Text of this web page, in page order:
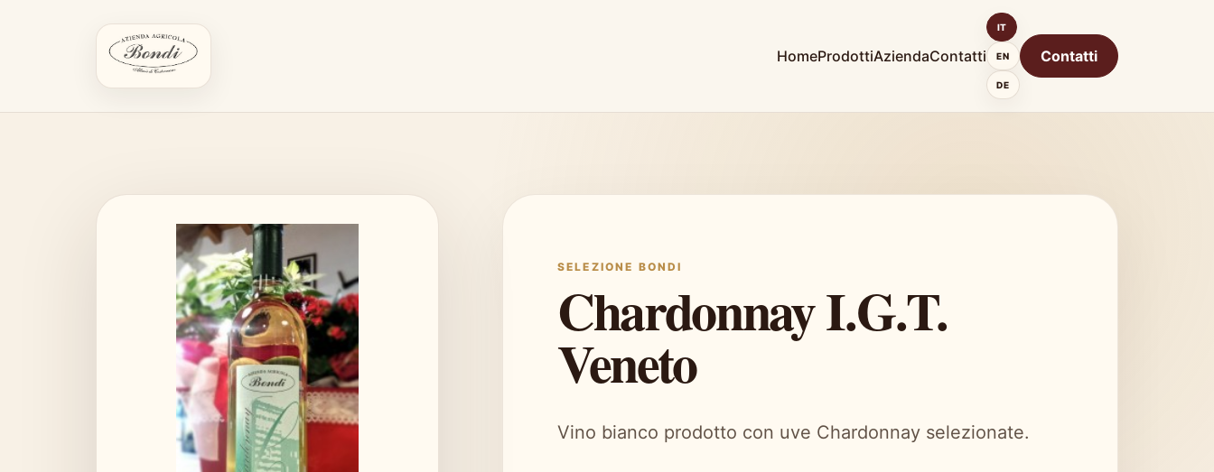
HomeProdottiAziendaContatti
IT
EN
DE
Contatti
SELEZIONE BONDI
Chardonnay I.G.T.
Veneto
Vino bianco prodotto con uve Chardonnay selezionate.